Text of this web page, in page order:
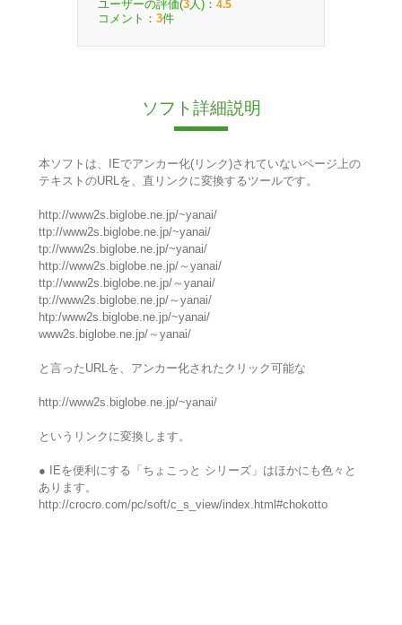
ユーザーの評価(3 人)： 4.5
コメント： 3件
ソフト詳細説明
本ソフトは、IEでアンカー化(リンク)されていないページ上の
テキストのURLを、直リンクに変換するツールです。
http://www2s.biglobe.ne.jp/~yanai/
ttp://www2s.biglobe.ne.jp/~yanai/
tp://www2s.biglobe.ne.jp/~yanai/
http://www2s.biglobe.ne.jp/～yanai/
ttp://www2s.biglobe.ne.jp/～yanai/
tp://www2s.biglobe.ne.jp/～yanai/
htp:/www2s.biglobe.ne.jp/~yanai/
www2s.biglobe.ne.jp/～yanai/
と言ったURLを、アンカー化されたクリック可能な
http://www2s.biglobe.ne.jp/~yanai/
というリンクに変換します。
● IEを便利にする「ちょこっと シリーズ」はほかにも色々と
あります。
http://crocro.com/pc/soft/c_s_view/index.html#chokotto